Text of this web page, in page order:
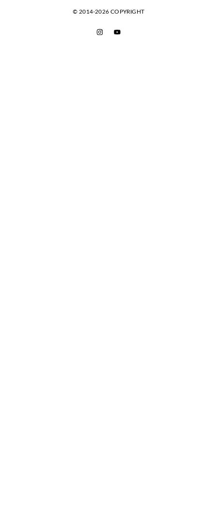
© 2014-2026 COPYRIGHT